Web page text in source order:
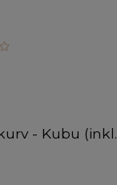
- Kubu (inkl.